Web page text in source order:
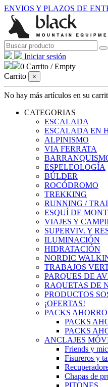
ENVIOS Y PLAZOS DE
Iniciar sesión
0 Carrito /Empty
Carrito
×
No hay más artículos en su
CATEGORIAS
ESCALADA
ESCALADA EN
ALPINISMO
VIA FERRATA
ESPELEOLOGÍA
BÚLDER
ROCÓDROMO
TREKKING
RUNNING /
ESQUÍ DE
VIAJES Y
SUPERVIV. Y
ILUMINACIÓN
HIDRATACIÓN
NORDIC
TRABAJOS
PARQUES DE
RAQUETAS DE
PRODUCTOS
¡OFERTAS!
PACKS AHORRO
PACKS
PACKS
ANCLAJES
Friends y
Fisureros y
Chapas de
PITONES